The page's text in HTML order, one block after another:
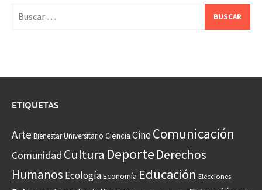
ETIQUETAS
Arte Bienestar Universitario Ciencia CineComunicación
Comunidad Cultura Deporte Derechos
Humanos EcologíaEconomía Educación Elecciones